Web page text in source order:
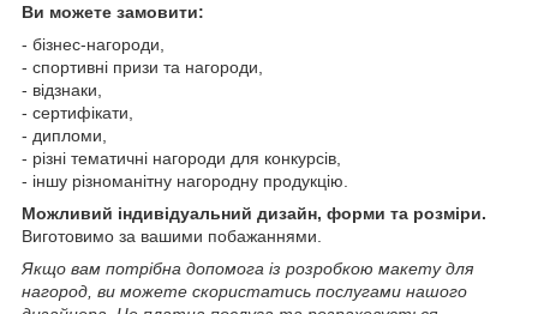
Ви можете замовити:
- бізнес-нагороди,
- спортивні призи та нагороди,
- відзнаки,
- сертифікати,
- дипломи,
- різні тематичні нагороди для конкурсів,
- іншу різноманітну нагородну продукцію.
Можливий індивідуальний дизайн, форми та розміри.
Виготовимо за вашими побажаннями.
Якщо вам потрібна допомога із розробкою макету для
нагород, ви можете скористатись послугами нашого